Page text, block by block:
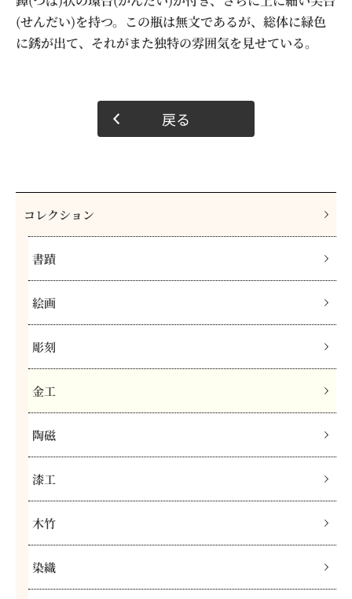
(せんだい)を持つ。この瓶は無文であるが、総体に緑色
に銹が出て、それがまた独特の雰囲気を見せている。
戻る
コレクション
書蹟
絵画
彫刻
金工
陶磁
漆工
木竹
染織